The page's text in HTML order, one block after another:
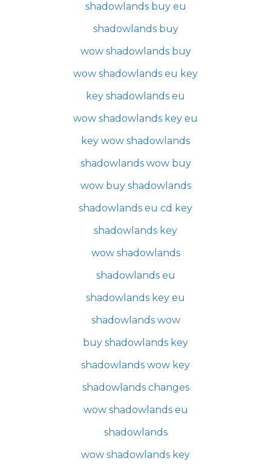
shadowlands buy eu
shadowlands buy
wow shadowlands buy
wow shadowlands eu key
key shadowlands eu
wow shadowlands key eu
key wow shadowlands
shadowlands wow buy
wow buy shadowlands
shadowlands eu cd key
shadowlands key
wow shadowlands
shadowlands eu
shadowlands key eu
shadowlands wow
buy shadowlands key
shadowlands wow key
shadowlands changes
wow shadowlands eu
shadowlands
wow shadowlands key